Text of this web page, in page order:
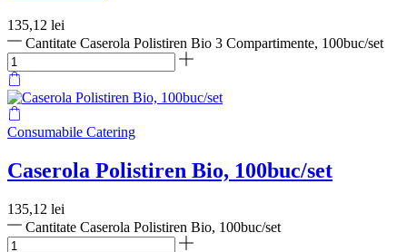
135,12 lei
Cantitate Caserola Polistiren Bio 3 Compartimente, 100buc/set
Consumabile Catering
Caserola Polistiren Bio, 100buc/set
135,12 lei
Cantitate Caserola Polistiren Bio, 100buc/set